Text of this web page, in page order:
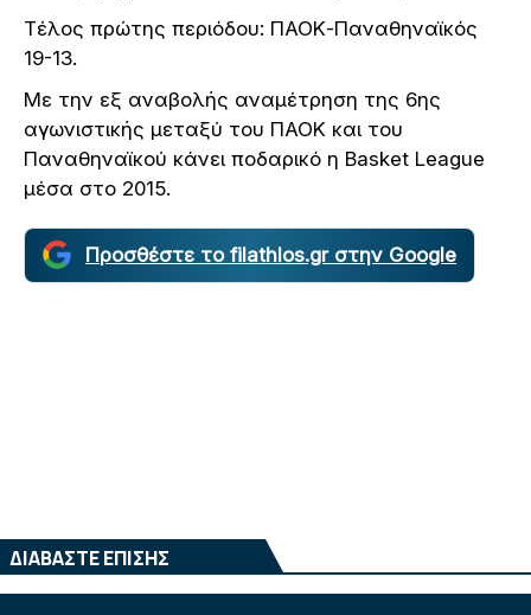
Tέλος πρώτης περιόδου: ΠΑΟΚ-Παναθηναϊκός
19-13.
Με την εξ αναβολής αναμέτρηση της 6ης
αγωνιστικής μεταξύ του ΠΑΟΚ και του
Παναθηναϊκού κάνει ποδαρικό η Basket League
μέσα στο 2015.
Προσθέστε το filathlos.gr στην Google
ΔΙΑΒΑΣΤΕ ΕΠΙΣΗΣ